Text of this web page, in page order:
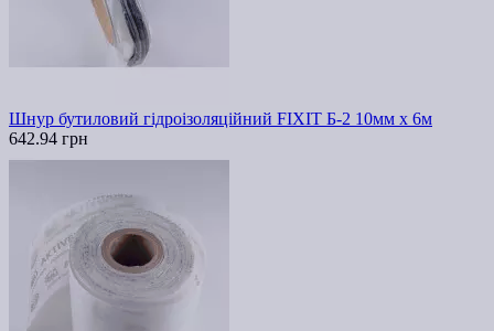
Шнур бутиловий гідроізоляційний FIXIT Б-2 10мм х 6м
642.94 грн